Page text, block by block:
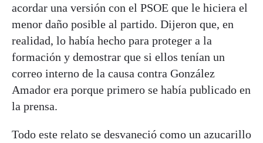
acordar una versión con el PSOE que le hiciera el
menor daño posible al partido. Dijeron que, en
realidad, lo había hecho para proteger a la
formación y demostrar que si ellos tenían un
correo interno de la causa contra González
Amador era porque primero se había publicado en
la prensa.
Todo este relato se desvaneció como un azucarillo